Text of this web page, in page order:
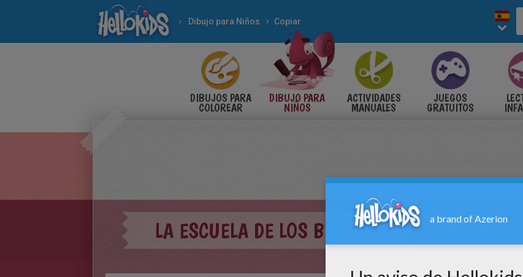
Dibujo para Niños Copiar
DIBUJOS PARA
COLOREAR
DIBUJO PARA
NIÑOS
ACTIVIDADES
MANUALES
JUEGOS
GRATUITOS
LA ESCUELA DE LOS BRUJOS